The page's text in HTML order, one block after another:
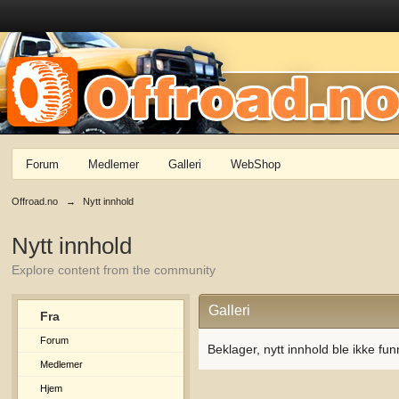
Forum Medlemer Galleri WebShop
Offroad.no → Nytt innhold
Nytt innhold
Explore content from the community
Fra
Forum
Medlemer
Hjem
Galleri
Beklager, nytt innhold ble ikke